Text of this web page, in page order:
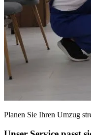
Planen Sie Ihren Umzug